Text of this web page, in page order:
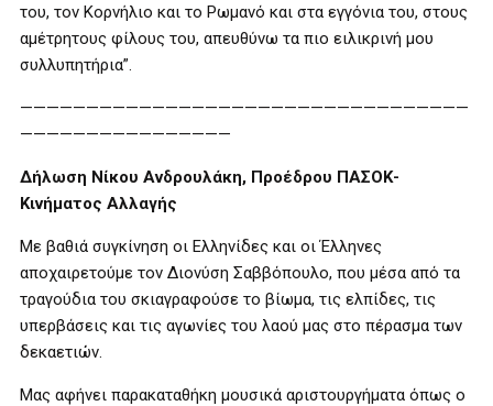
του, τον Κορνήλιο και το Ρωμανό και στα εγγόνια του, στους
αμέτρητους φίλους του, απευθύνω τα πιο ειλικρινή μου
συλλυπητήρια”.
——————————————————————————————————
————————————————
Δήλωση Νίκου Ανδρουλάκη, Προέδρου ΠΑΣΟΚ-
Κινήματος Αλλαγής
Με βαθιά συγκίνηση οι Ελληνίδες και οι Έλληνες
αποχαιρετούμε τον Διονύση Σαββόπουλο, που μέσα από τα
τραγούδια του σκιαγραφούσε το βίωμα, τις ελπίδες, τις
υπερβάσεις και τις αγωνίες του λαού μας στο πέρασμα των
δεκαετιών.
Μας αφήνει παρακαταθήκη μουσικά αριστουργήματα όπως ο